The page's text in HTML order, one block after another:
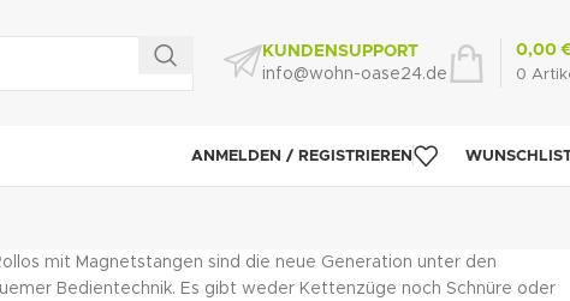
KUNDENSUPPORT
info@wohn-oase24.de
0
0,00
ANMELDEN / REGISTRIEREN
mit Magnetstangen sind die neue Generation unter den
Bedientechnik. Es gibt weder Kettenzüge noch Schnüre oder